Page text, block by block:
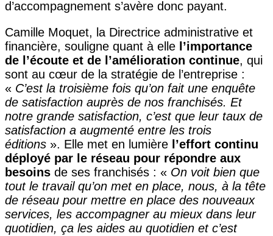
d’accompagnement s’avère donc payant.
Camille Moquet, la Directrice administrative et
financière, souligne quant à elle l’importance
de l’écoute et de l’amélioration continue, qui
sont au cœur de la stratégie de l’entreprise :
« C’est la troisième fois qu’on fait une enquête
de satisfaction auprès de nos franchisés. Et
notre grande satisfaction, c’est que leur taux de
satisfaction a augmenté entre les trois
éditions ». Elle met en lumière l’effort continu
déployé par le réseau pour répondre aux
besoins de ses franchisés : « On voit bien que
tout le travail qu’on met en place, nous, à la tête
de réseau pour mettre en place des nouveaux
services, les accompagner au mieux dans leur
quotidien, ça les aides au quotidien et c’est